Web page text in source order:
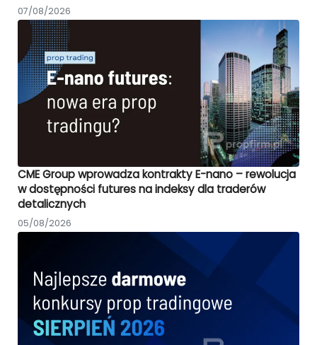
07/08/2026
CME Group wprowadza kontrakty E-nano – rewolucja
w dostępności futures na indeksy dla traderów
detalicznych
05/08/2026